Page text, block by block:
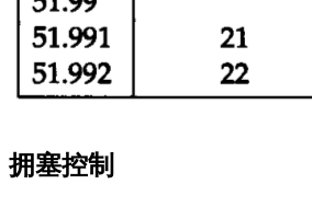
拥塞控制